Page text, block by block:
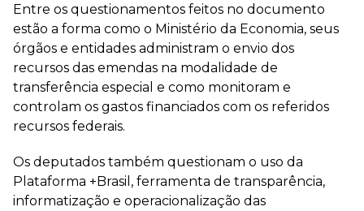
Entre os questionamentos feitos no documento
estão a forma como o Ministério da Economia, seus
órgãos e entidades administram o envio dos
recursos das emendas na modalidade de
transferência especial e como monitoram e
controlam os gastos financiados com os referidos
recursos federais.
Os deputados também questionam o uso da
Plataforma +Brasil, ferramenta de transparência,
informatização e operacionalização das